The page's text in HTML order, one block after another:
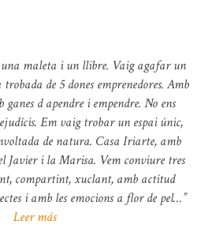
maleta i un llibre. Vaig agafar un
de 5 dones emprenedores. Amb
ganes d apendre i empendre. No ens
Em vaig trobar un espai únic,
de natura. Casa Iriarte, amb
Javier i la Marisa. Vem conviure tres
compartint, xuclant, amb actitud
i amb les emocions a flor de pel…
Leer más